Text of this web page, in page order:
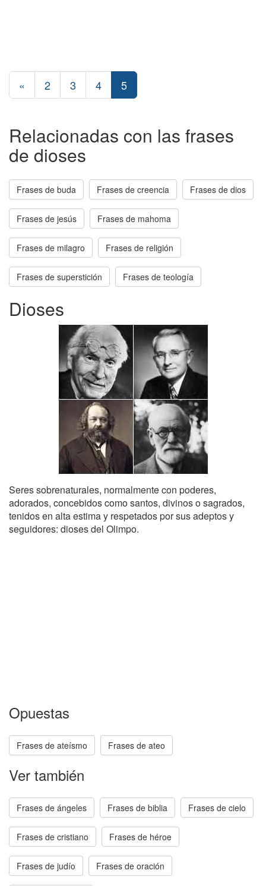
« 2 3 4 5
Relacionadas con las frases
de dioses
Frases de buda Frases de creencia Frases de dios
Frases de jesús Frases de mahoma
Frases de milagro Frases de religión
Frases de superstición Frases de teología
Dioses
Seres sobrenaturales, normalmente con poderes,
adorados, concebidos como santos, divinos o sagrados,
tenidos en alta estima y respetados por sus adeptos y
seguidores: dioses del Olimpo.
Opuestas
Frases de ateísmo Frases de ateo
Ver también
Frases de ángeles Frases de biblia Frases de cielo
Frases de cristiano Frases de héroe
Frases de judío Frases de oración